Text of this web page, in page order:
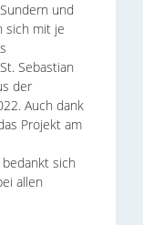
und
sich mit je
Sebastian
der
Auch dank
Projekt am
sich
allen